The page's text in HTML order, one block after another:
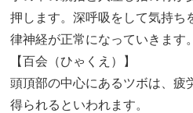
押します。深呼吸をして気持ち
律神経が正常になっていきます。
【百会（ひゃくえ）】
頭頂部の中心にあるツボは、疲
得られるといわれます。